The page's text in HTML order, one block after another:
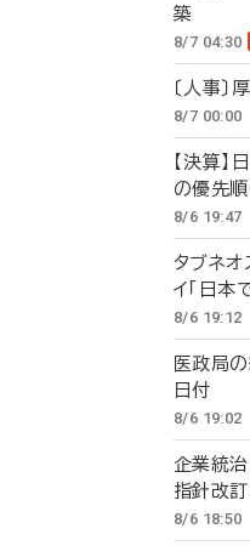
築
8/7 04:30
〔人事
8/7 00:00
【決算
の優先
8/6 19:47
タブネ
イ「日本
8/6 19:12
医政局
日付
8/6 19:02
企業統
指針改訂
8/6 18:50